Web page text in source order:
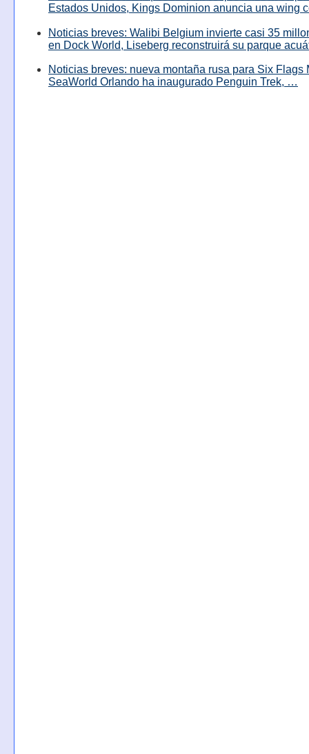
Estados Unidos, Kings Dominion anuncia una wing
Noticias breves: Walibi Belgium invierte casi 35
en Dock World, Liseberg reconstruirá su parque
Noticias breves: nueva montaña rusa para Six Flags
SeaWorld Orlando ha inaugurado Penguin Trek, …